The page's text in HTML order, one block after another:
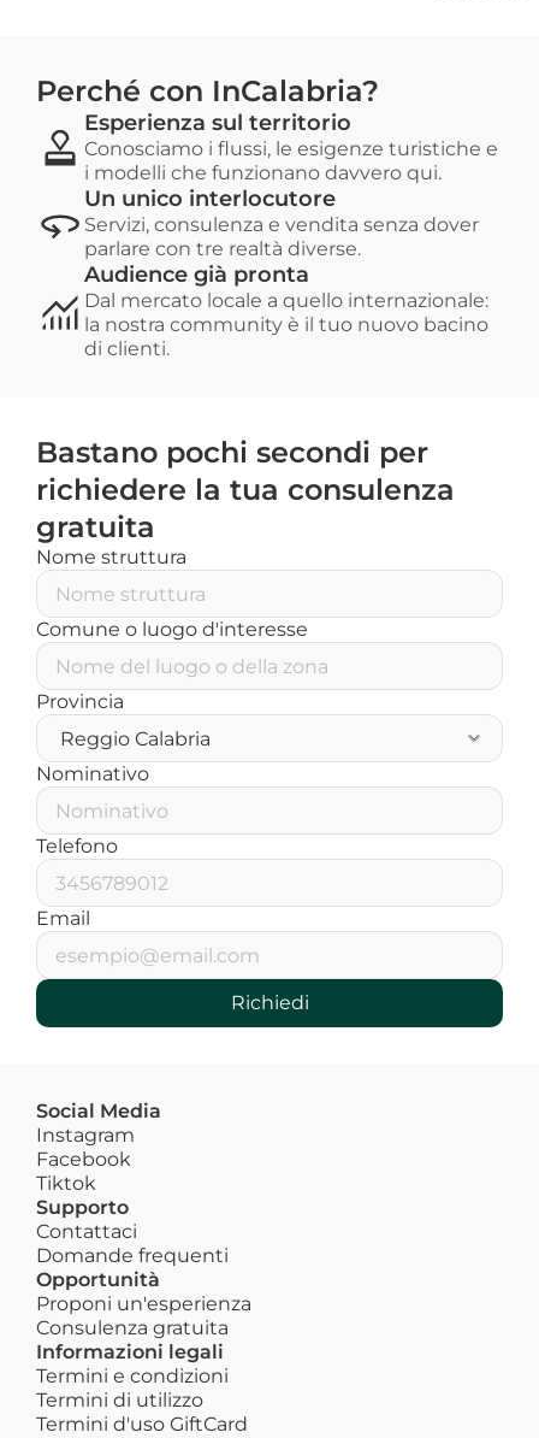
Perché con InCalabria?
Esperienza sul territorio
Conosciamo i flussi, le esigenze turistiche e
i modelli che funzionano davvero qui.
Un unico interlocutore
Servizi, consulenza e vendita senza dover
parlare con tre realtà diverse.
Audience già pronta
Dal mercato locale a quello internazionale:
la nostra community è il tuo nuovo bacino
di clienti.
Bastano pochi secondi per
richiedere la tua consulenza
gratuita
Nome struttura
Comune o luogo d'interesse
Provincia
Nominativo
Telefono
Email
Richiedi
Social Media
Instagram
Facebook
Tiktok
Supporto
Contattaci
Domande frequenti
Opportunità
Proponi un'esperienza
Consulenza gratuita
Informazioni legali
Termini e condizioni
Termini di utilizzo
Termini d'uso GiftCard